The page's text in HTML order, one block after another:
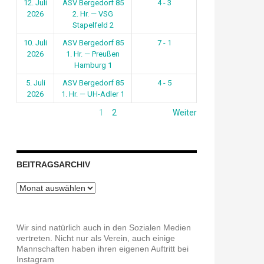
12. Juli
2026
ASV Bergedorf 85
2. Hr. — VSG
Stapelfeld 2
4 - 3
10. Juli
2026
ASV Bergedorf 85
1. Hr. — Preußen
Hamburg 1
7 - 1
5. Juli
2026
ASV Bergedorf 85
1. Hr. — UH-Adler 1
4 - 5
1 2 Weiter
BEITRAGSARCHIV
Beitragsarchiv
Wir sind natürlich auch in den Sozialen Medien
vertreten. Nicht nur als Verein, auch einige
Mannschaften haben ihren eigenen Auftritt bei
Instagram